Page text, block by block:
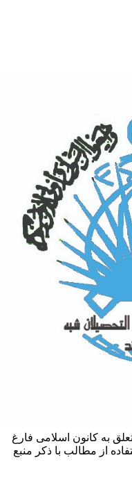
به کانون اسلامی فارغ
از مطالب با ذکر منبع